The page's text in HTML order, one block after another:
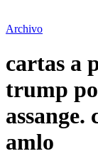
Archivo
cartas a
trump
assange.
amlo